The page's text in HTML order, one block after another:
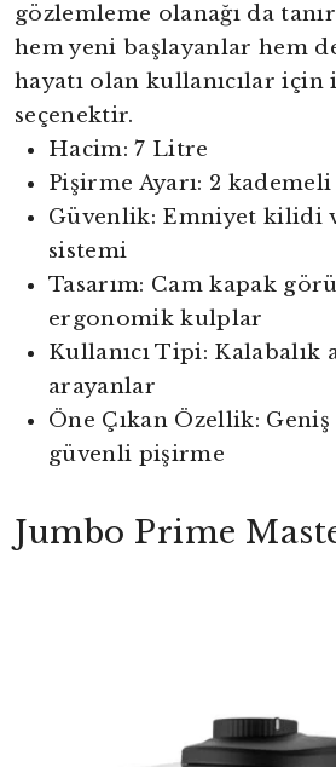
gözlemleme olanağı da
hem yeni başlayanlar hem
hayatı olan kullanıcılar için
seçenektir.
Hacim: 7 Litre
Pişirme Ayarı: 2
Güvenlik: Emniyet kilidi
sistemi
Tasarım: Cam kapak
ergonomik kulplar
Kullanıcı Tipi:
arayanlar
Öne Çıkan Özellik: Geniş
güvenli pişirme
Jumbo Prime